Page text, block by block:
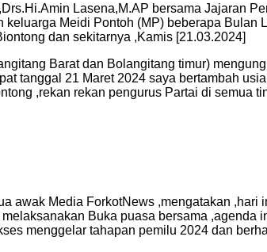
Lasena,M.AP bersama Jajaran
Meidi Pontoh (MP) beberapa
dan sekitarnya ,Kamis [21.03.2024]
Barat dan Bolangitang timur)
tanggal 21 Maret 2024 saya bertambah
,rekan rekan pengurus Partai di semua
awak Media ForkotNews ,mengatakan
Buka puasa bersama
menggelar tahapan pemilu 2024 dan